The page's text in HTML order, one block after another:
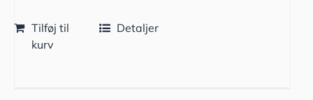
Tilføj til
kurv
Detaljer